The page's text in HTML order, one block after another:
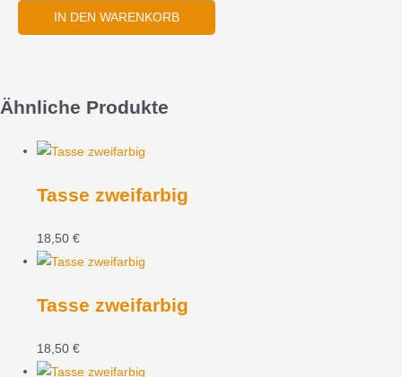
IN DEN WARENKORB
Ähnliche Produkte
Tasse zweifarbig
18,50€
Tasse zweifarbig
18,50€